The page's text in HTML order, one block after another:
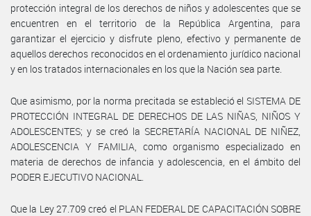
protección integral de los derechos de niños y adolescentes que se
encuentren en el territorio de la República Argentina, para
garantizar el ejercicio y disfrute pleno, efectivo y permanente de
aquellos derechos reconocidos en el ordenamiento jurídico nacional
y en los tratados internacionales en los que la Nación sea parte.
Que asimismo, por la norma precitada se estableció el SISTEMA DE
PROTECCIÓN INTEGRAL DE DERECHOS DE LAS NIÑAS, NIÑOS Y
ADOLESCENTES; y se creó la SECRETARÍA NACIONAL DE NIÑEZ,
ADOLESCENCIA Y FAMILIA, como organismo especializado en
materia de derechos de infancia y adolescencia, en el ámbito del
PODER EJECUTIVO NACIONAL.
Que la Ley 27.709 creó el PLAN FEDERAL DE CAPACITACIÓN SOBRE